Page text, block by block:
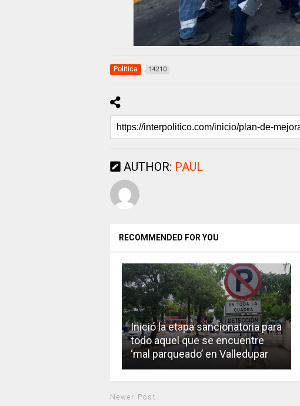
Politica 14210
AUTHOR: PAUL
RECOMMENDED FOR YOU
Inició la etapa sancionatoria para
todo aquel que se encuentre
‘mal parqueado’ en Valledupar
Newer Post